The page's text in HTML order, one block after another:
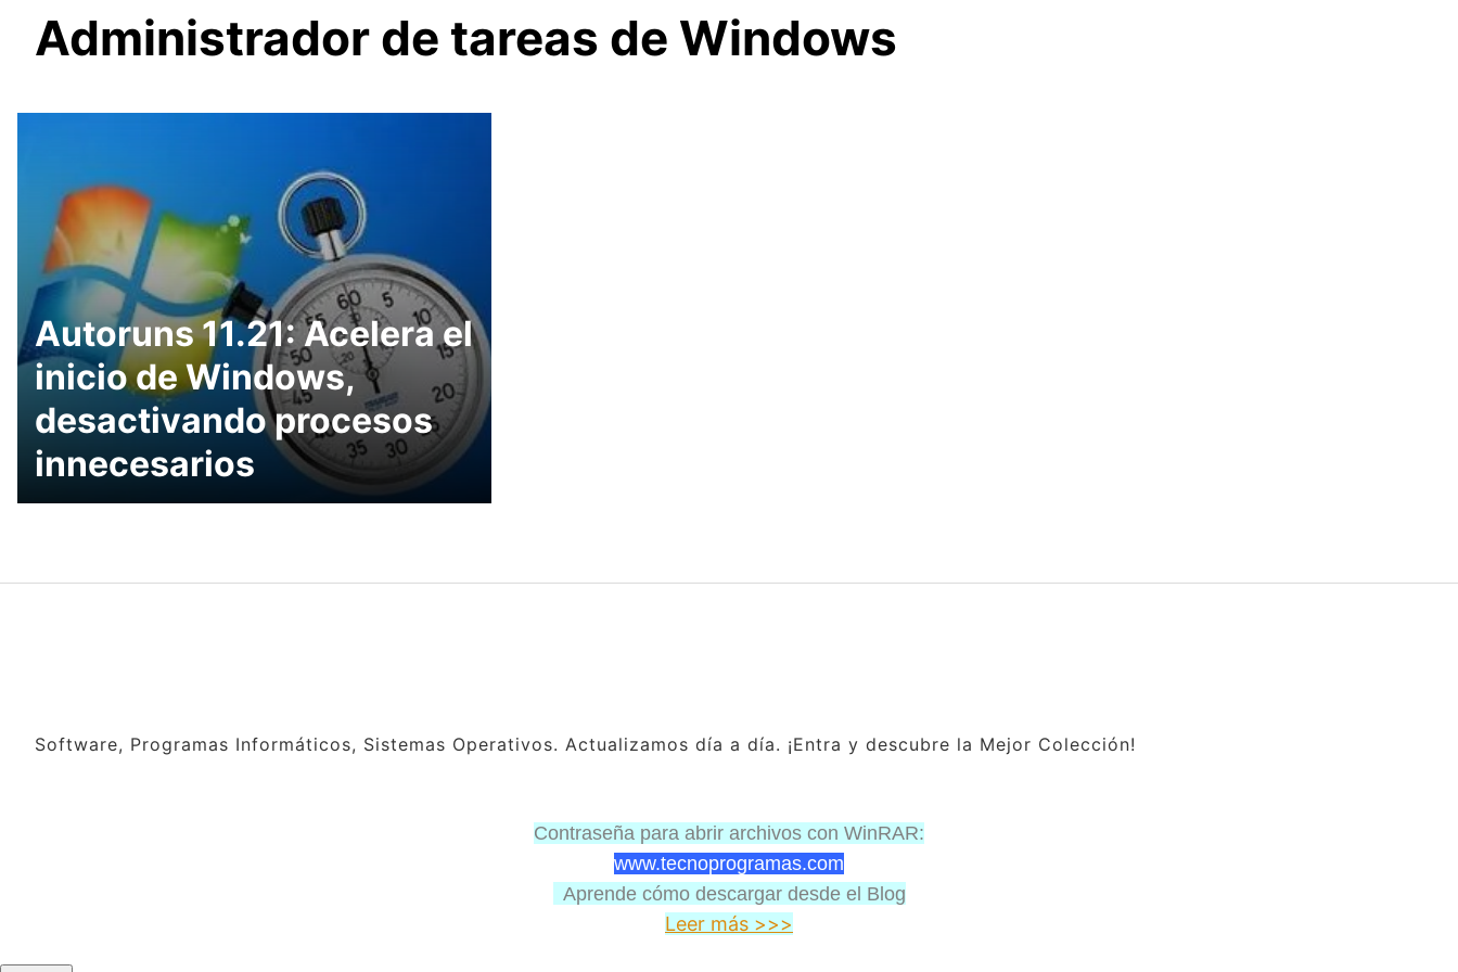
Administrador de tareas de Windows
Autoruns 11.21: Acelera el
inicio de Windows,
desactivando procesos
innecesarios
Software, Programas Informáticos, Sistemas Operativos. Actualizamos día a día. ¡Entra y descubre la Mejor Colección!
Contraseña para abrir archivos con WinRAR:
www.tecnoprogramas.com
Aprende cómo descargar desde el Blog
Leer más >>>